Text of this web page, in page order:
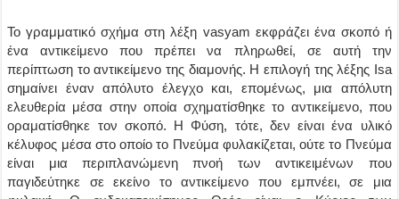
Το γραμματικό σχήμα στη λέξη vasyam εκφράζει ένα σκοπό ή
ένα αντικείμενο που πρέπει να πληρωθεί, σε αυτή την
περίπτωση το αντικείμενο της διαμονής. Η επιλογή της λέξης Isa
σημαίνει έναν απόλυτο έλεγχο και, επομένως, μια απόλυτη
ελευθερία μέσα στην οποία σχηματίσθηκε το αντικείμενο, που
οραματίσθηκε τον σκοπό. Η Φύση, τότε, δεν είναι ένα υλικό
κέλυφος μέσα στο οποίο το Πνεύμα φυλακίζεται, ούτε το Πνεύμα
είναι μια περιπλανώμενη πνοή των αντικειμένων που
παγιδεύτηκε σε εκείνο το αντικείμενο που εμπνέει, σε μια